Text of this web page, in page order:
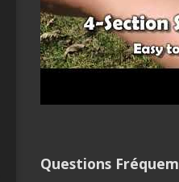
Questions